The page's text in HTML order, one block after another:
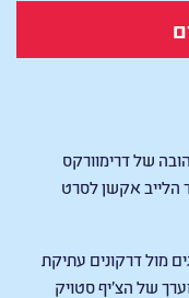
של דרימוורקס
הלייב אקשן לסרט
מול דרקונים עתיקת
של הצ'יף סטויק